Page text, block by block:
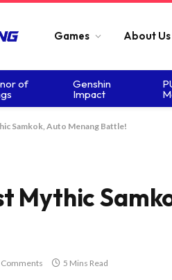
Games About Us
of Genshin
Impact
Samkok, Auto Menang Battle!
Mythic
Comments 5 Mins Read